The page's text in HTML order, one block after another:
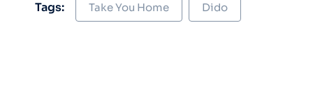
Tags: Take You Home Dido